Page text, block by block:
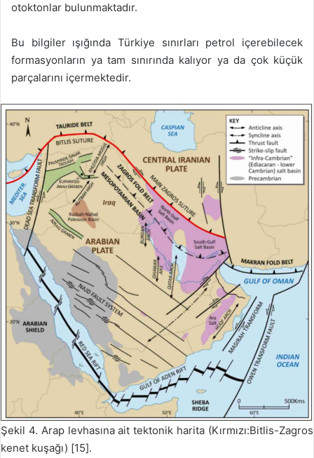
otoktonlar bulunmaktadır.
Bu bilgiler ışığında Türkiye sınırları petrol içerebilecek
formasyonların ya tam sınırında kalıyor ya da çok küçük
parçalarını içermektedir.
Şekil 4. Arap levhasına ait tektonik harita (Kırmızı:Bitlis-Zagros
kenet kuşağı) [15].